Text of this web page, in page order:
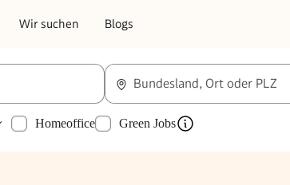
Wir suchen Blogs
Bundesland, Ort oder PLZ
Homeoffice Green Jobs